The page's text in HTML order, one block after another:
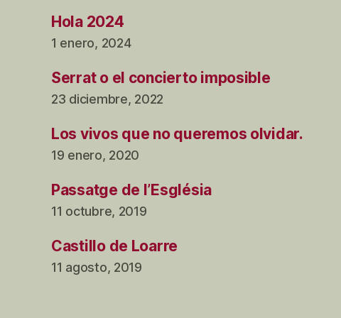
Hola 2024
1 enero, 2024
Serrat o el concierto imposible
23 diciembre, 2022
Los vivos que no queremos olvidar.
19 enero, 2020
Passatge de l’Església
11 octubre, 2019
Castillo de Loarre
11 agosto, 2019